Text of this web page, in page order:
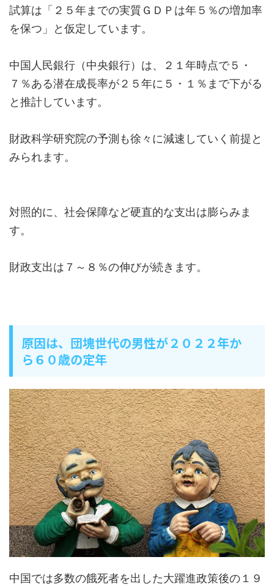
試算は「２５年までの実質ＧＤＰは年５％の増加率
を保つ」と仮定しています。
中国人民銀行（中央銀行）は、２１年時点で５・
７％ある潜在成長率が２５年に５・１％まで下がる
と推計しています。
財政科学研究院の予測も徐々に減速していく前提と
みられます。
対照的に、社会保障など硬直的な支出は膨らみま
す。
財政支出は７～８％の伸びが続きます。
原因は、団塊世代の男性が２０２２年か
ら６０歳の定年
中国では多数の餓死者を出した大躍進政策後の１９